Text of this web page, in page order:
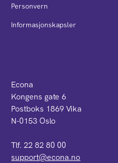
Personvern
Informasjonskapsler
Econa
Kongens gate 6
Postboks 1869 Vika
N-0153 Oslo
Tlf. 22 82 80 00
support@econa.no